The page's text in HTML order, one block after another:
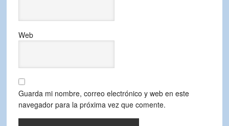
Web
Guarda mi nombre, correo electrónico y web en este
navegador para la próxima vez que comente.